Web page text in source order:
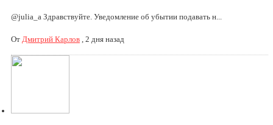
@julia_a Здравствуйте. Уведомление об убытии подавать н...
От Дмитрий Карлов , 2 дня назад